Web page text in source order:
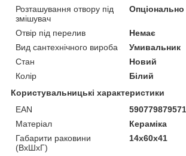
Розташування отвору під
змішувач
Опціонально
Отвір під перелив
Немає
Вид сантехнічного вироба
Умивальник
Стан
Новий
Колір
Білий
Користувальницькі характеристики
EAN
Матеріал
Кераміка
Габарити раковини
(ВхШхГ)
14x60x41